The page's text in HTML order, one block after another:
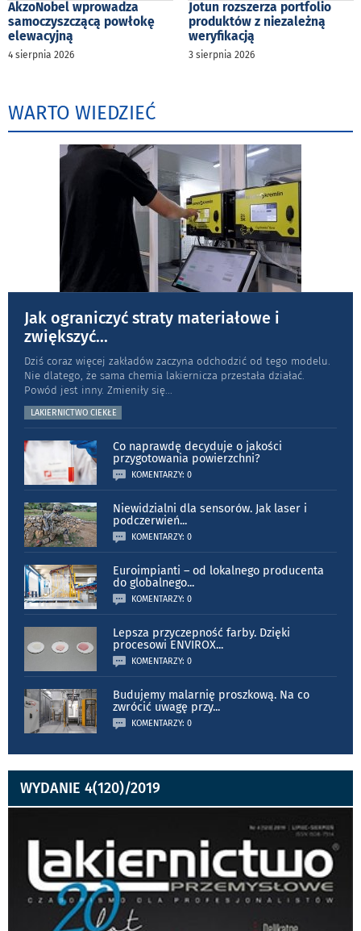
AkzoNobel wprowadza
samoczyszczącą powłokę
elewacyjną
4 sierpnia 2026
Jotun rozszerza portfolio
produktów z niezależną
weryfikacją
3 sierpnia 2026
WARTO WIEDZIEĆ
Jak ograniczyć straty materiałowe i
zwiększyć...
Dziś coraz więcej zakładów zaczyna odchodzić od tego modelu.
Nie dlatego, że sama chemia lakiernicza przestała działać.
Powód jest inny. Zmieniły się...
LAKIERNICTWO CIEKŁE
Co naprawdę decyduje o jakości
przygotowania powierzchni?
KOMENTARZY: 0
Niewidzialni dla sensorów. Jak laser i
podczerwień...
KOMENTARZY: 0
Euroimpianti – od lokalnego producenta
do globalnego...
KOMENTARZY: 0
Lepsza przyczepność farby. Dzięki
procesowi ENVIROX...
KOMENTARZY: 0
Budujemy malarnię proszkową. Na co
zwrócić uwagę przy...
KOMENTARZY: 0
WYDANIE 4(120)/2019